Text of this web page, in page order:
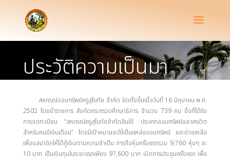
ประวัติความเป็นมา
สหกรณ์ออมทรัพย์ครูสุโขทัย จำกัด จัดตั้งขึ้นเมื่อวันที่ 16 มิถุนายน พ.ศ.
2502 โดยข้าราชการ สังกัดกระทรวงศึกษาธิการ จำนวน 739 คน ชื่อที่ได้รับ
การจดทะเบียน “สหกรณ์ครูสุโขทัยจำกัดสินใช้ ประเภทออมทรัพย์และเครดิต
สำหรับคนมีเงินเดือน” โดยมีเป้าหมายจะใช้เป็นแหล่งออมทรัพย์ และช่วยเหลือ
เพื่อนสมาชิกให้ได้กู้เงินตามความจำเป็น การถือหุ้นครั้งแรกรวม 9,760 หุ้นๆ ละ
10 บาท เป็นเงินทุนในระยะแรกเพียง 97,600 บาท เปิดการประชุมครั้งแรก เพื่อ